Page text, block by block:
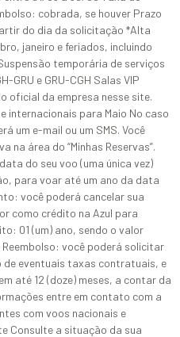
cobrada, se houver Prazo
do dia da solicitação *Alta
janeiro e feriados, incluindo
temporária de serviços
GRU e GRU-CGH Salas VIP
oficial da empresa nesse site.
internacionais para Maio No caso
um e-mail ou um SMS. Você
na área do “Minhas Reservas”.
do seu voo (uma única vez)
para voar até um ano da data
você poderá cancelar sua
como crédito na Azul para
01 (um) ano, sendo o valor
você poderá solicitar
de eventuais taxas contratuais, e
até 12 (doze) meses, a contar da
entre em contato com a
com voos nacionais e
Consulte a situação da sua